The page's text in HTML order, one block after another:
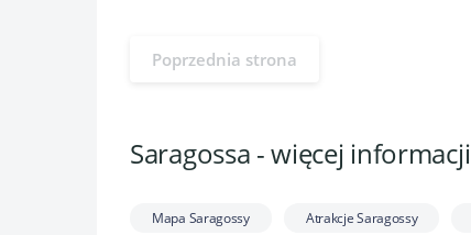
Poprzednia strona
Saragossa - więcej informacji
Mapa Saragossy Atrakcje Saragossy